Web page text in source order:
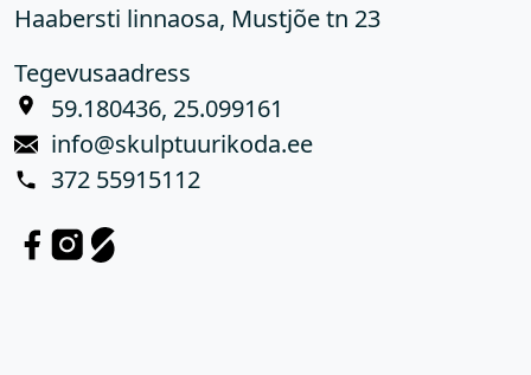
Haabersti linnaosa, Mustjõe tn 23
Tegevusaadress
59.180436, 25.099161
info@skulptuurikoda.ee
372 55915112